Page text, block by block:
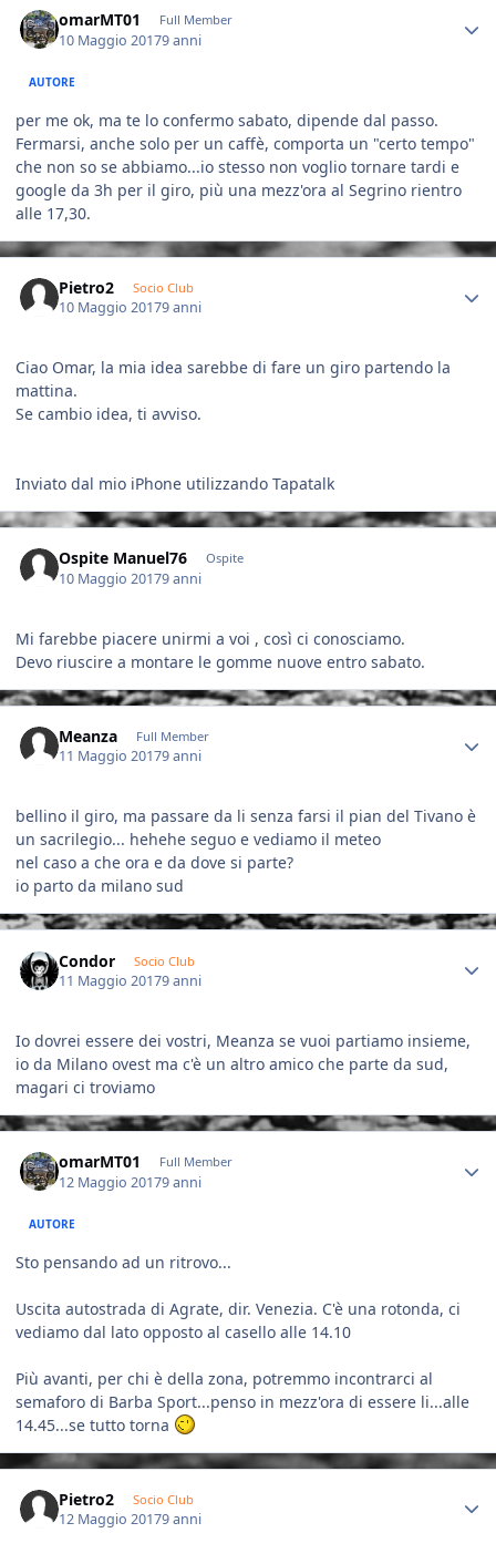
omarMT01 Full Member
10 Maggio 20179 anni
AUTORE
per me ok, ma te lo confermo sabato, dipende dal passo.
Fermarsi, anche solo per un caffè, comporta un "certo tempo"
che non so se abbiamo...io stesso non voglio tornare tardi e
google da 3h per il giro, più una mezz'ora al Segrino rientro
alle 17,30.
Pietro2 Socio Club
10 Maggio 20179 anni
Ciao Omar, la mia idea sarebbe di fare un giro partendo la
mattina.
Se cambio idea, ti avviso.
Inviato dal mio iPhone utilizzando Tapatalk
Ospite Manuel76 Ospite
10 Maggio 20179 anni
Mi farebbe piacere unirmi a voi , così ci conosciamo.
Devo riuscire a montare le gomme nuove entro sabato.
Meanza Full Member
11 Maggio 20179 anni
bellino il giro, ma passare da li senza farsi il pian del Tivano è
un sacrilegio... hehehe seguo e vediamo il meteo
nel caso a che ora e da dove si parte?
io parto da milano sud
Condor Socio Club
11 Maggio 20179 anni
Io dovrei essere dei vostri, Meanza se vuoi partiamo insieme,
io da Milano ovest ma c'è un altro amico che parte da sud,
magari ci troviamo
omarMT01 Full Member
12 Maggio 20179 anni
AUTORE
Sto pensando ad un ritrovo...
Uscita autostrada di Agrate, dir. Venezia. C'è una rotonda, ci
vediamo dal lato opposto al casello alle 14.10
Più avanti, per chi è della zona, potremmo incontrarci al
semaforo di Barba Sport...penso in mezz'ora di essere li...alle
14.45...se tutto torna
Pietro2 Socio Club
12 Maggio 20179 anni